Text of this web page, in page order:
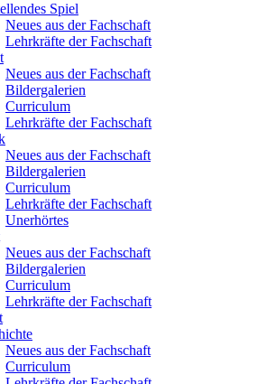
Spiel
Neues aus der Fachschaft
Lehrkräfte der Fachschaft
Neues aus der Fachschaft
Bildergalerien
Curriculum
Lehrkräfte der Fachschaft
Neues aus der Fachschaft
Bildergalerien
Curriculum
Lehrkräfte der Fachschaft
Unerhörtes
Neues aus der Fachschaft
Bildergalerien
Curriculum
Lehrkräfte der Fachschaft
Neues aus der Fachschaft
Curriculum